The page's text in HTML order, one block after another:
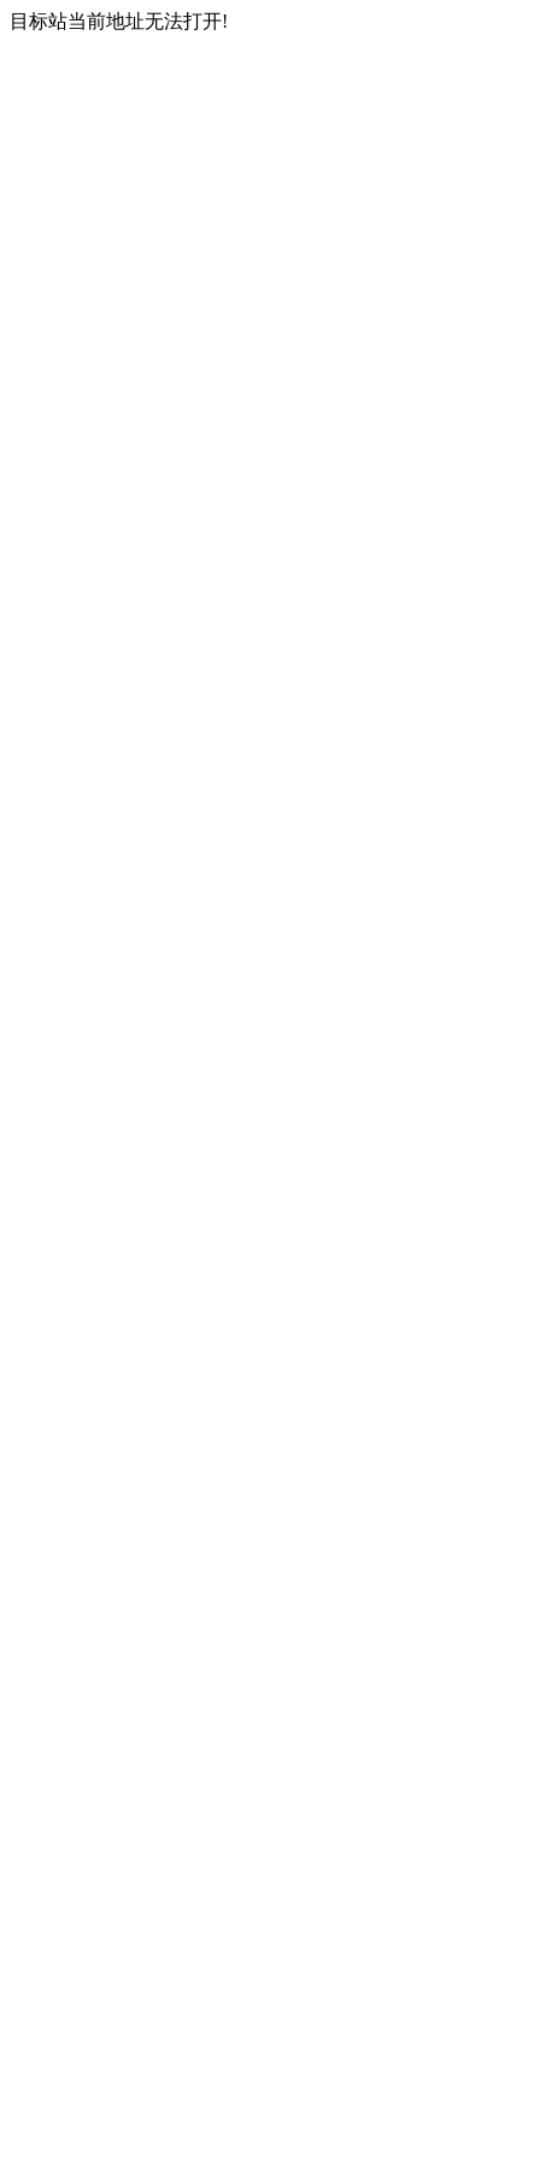
目标站当前地址无法打开!